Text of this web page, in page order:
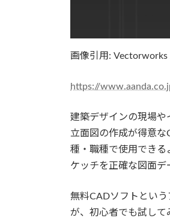
画像引用: Vectorworks
https://
建築デザインの現場や
立面図の作成が得意な
種・職種で使用できる
ケッチを正確な図面デ
無料CADソフトとい
が、初心者でも試して